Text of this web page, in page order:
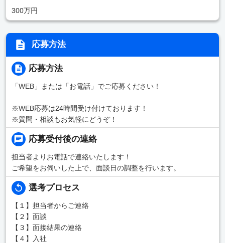
300万円
応募方法
応募方法
「WEB」または「お電話」でご応募ください！
※WEB応募は24時間受け付けております！
※質問・相談もお気軽にどうぞ！
応募受付後の連絡
担当者よりお電話で連絡いたします！
ご希望をお伺いした上で、面談日の調整を行います。
選考プロセス
【１】担当者からご連絡
【２】面談
【３】面接結果の連絡
【４】入社